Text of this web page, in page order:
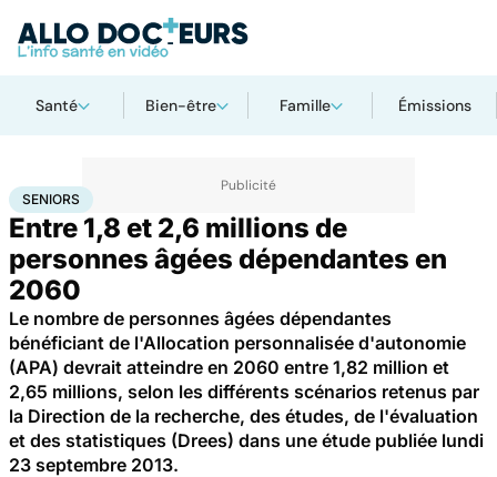
Santé Bien-être Famille Émissions
AccueilSanté
SENIORS
Entre 1,8 et 2,6 millions de
personnes âgées dépendantes en
2060
Le nombre de personnes âgées dépendantes
bénéficiant de l'Allocation personnalisée d'autonomie
(APA) devrait atteindre en 2060 entre 1,82 million et
2,65 millions, selon les différents scénarios retenus par
la Direction de la recherche, des études, de l'évaluation
et des statistiques (Drees) dans une étude publiée lundi
23 septembre 2013.